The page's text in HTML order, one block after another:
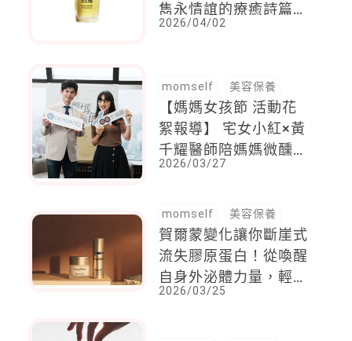
雋永情誼的療癒詩篇
，沉浸式導覽帶你感受
2026/04/02
momself 美容保養
【媽媽女孩節 活動花
絮報導】 宅女小紅×黃
千耀醫師陪媽媽微醺聊
保養
2026/03/27
momself 美容保養
賀爾蒙變化讓你斷崖式
流失膠原蛋白！從喚醒
自身外泌體力量，輕鬆
解鎖回春秘訣
2026/03/25